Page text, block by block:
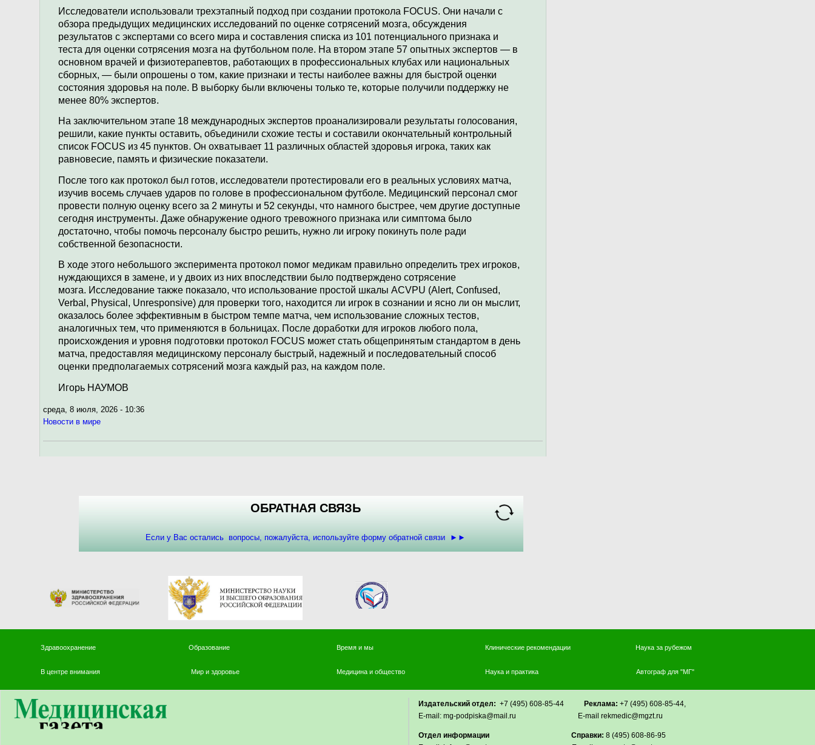
Исследователи использовали трехэтапный подход при создании протокола FOCUS. Они начали с
обзора предыдущих медицинских исследований по оценке сотрясений мозга, обсуждения
результатов с экспертами со всего мира и составления списка из 101 потенциального признака и
теста для оценки сотрясения мозга на футбольном поле. На втором этапе 57 опытных экспертов — в
основном врачей и физиотерапевтов, работающих в профессиональных клубах или национальных
сборных, — были опрошены о том, какие признаки и тесты наиболее важны для быстрой оценки
состояния здоровья на поле. В выборку были включены только те, которые получили поддержку не
менее 80% экспертов.
На заключительном этапе 18 международных экспертов проанализировали результаты голосования,
решили, какие пункты оставить, объединили схожие тесты и составили окончательный контрольный
список FOCUS из 45 пунктов. Он охватывает 11 различных областей здоровья игрока, таких как
равновесие, память и физические показатели.
После того как протокол был готов, исследователи протестировали его в реальных условиях матча,
изучив восемь случаев ударов по голове в профессиональном футболе. Медицинский персонал смог
провести полную оценку всего за 2 минуты и 52 секунды, что намного быстрее, чем другие доступные
сегодня инструменты. Даже обнаружение одного тревожного признака или симптома было
достаточно, чтобы помочь персоналу быстро решить, нужно ли игроку покинуть поле ради
собственной безопасности.
В ходе этого небольшого эксперимента протокол помог медикам правильно определить трех игроков,
нуждающихся в замене, и у двоих из них впоследствии было подтверждено сотрясение
мозга. Исследование также показало, что использование простой шкалы ACVPU (Alert, Confused,
Verbal, Physical, Unresponsive) для проверки того, находится ли игрок в сознании и ясно ли он мыслит,
оказалось более эффективным в быстром темпе матча, чем использование сложных тестов,
аналогичных тем, что применяются в больницах. После доработки для игроков любого пола,
происхождения и уровня подготовки протокол FOCUS может стать общепринятым стандартом в день
матча, предоставляя медицинскому персоналу быстрый, надежный и последовательный способ
оценки предполагаемых сотрясений мозга каждый раз, на каждом поле.
Игорь НАУМОВ
среда, 8 июля, 2026 - 10:36
Новости в мире
ОБРАТНАЯ СВЯЗЬ
Если у Вас остались вопросы, пожалуйста, используйте форму обратной связи ►►
Здравоохранение Образование Время и мы Клинические рекомендации Наука за рубежом
В центре внимания Мир и здоровье Медицина и общество Наука и практика Автограф для "МГ"
Издательский отдел: +7 (495) 608-85-44 Реклама: +7 (495) 608-85-44,
E-mail: mg-podpiska@mail.ru Е-mail rekmedic@mgzt.ru
Отдел информации Справки: 8 (495) 608-86-95